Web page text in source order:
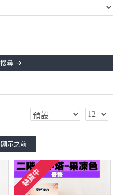
搜尋
顯示之前...
缺貨中